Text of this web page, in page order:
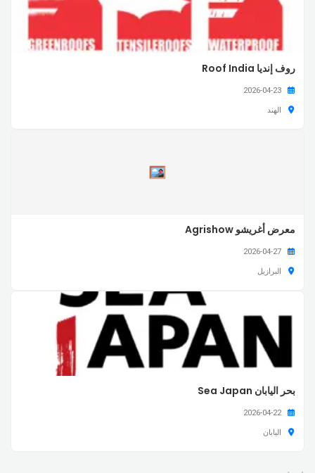
روف إنديا Roof India
الهند
معرض أغريشو Agrishow
البرازيل
بحر اليابان Sea Japan
2026-04-22
اليابان